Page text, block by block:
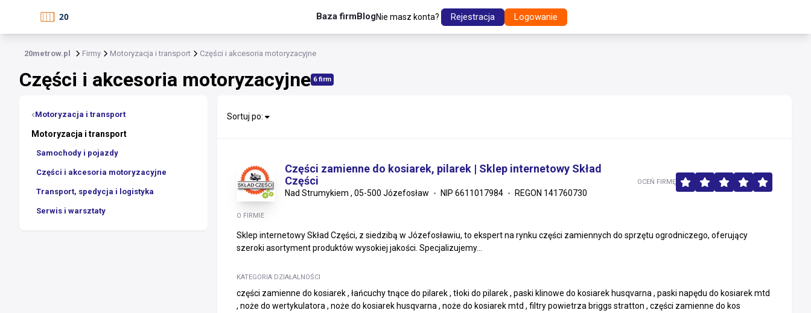
Baza firmBlogNie masz konta? Rejestracja Logowanie
20metrow.pl Firmy Motoryzacja i transport Części i akcesoria motoryzacyjne
Części i akcesoria motoryzacyjne 6 firm
Motoryzacja i transport
Motoryzacja i transport
Samochody i pojazdy
Części i akcesoria motoryzacyjne
Transport, spedycja i logistyka
Serwis i warsztaty
Sortuj po:
Części zamienne do kosiarek, pilarek | Sklep internetowy Skład
Części
Nad Strumykiem , 05-500 Józefosław NIP 6611017984 REGON 141760730
O FIRMIE
Sklep internetowy Skład Części, z siedzibą w Józefosławiu, to ekspert na rynku części zamiennych do sprzętu ogrodniczego, oferujący
szeroki asortyment produktów wysokiej jakości. Specjalizujemy...
KATEGORIA DZIAŁALNOŚCI
części zamienne do kosiarek , łańcuchy tnące do pilarek , tłoki do pilarek , paski klinowe do kosiarek husqvarna , paski napędu do kosiarek mtd
, noże do wertykulatora , noże do kosiarek husqvarna , noże do kosiarek mtd , filtry powietrza briggs stratton , części zamienne do kos
OCEŃ FIRMĘ